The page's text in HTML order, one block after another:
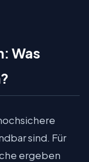
Was
sind. Für
ergeben